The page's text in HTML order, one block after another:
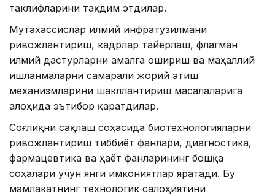
таклифларини тақдим этдилар.
Мутахассислар илмий инфратузилмани
ривожлантириш, кадрлар тайёрлаш, флагман
илмий дастурларни амалга ошириш ва маҳаллий
ишланмаларни самарали жорий этиш
механизмларини шакллантириш масалаларига
алоҳида эътибор қаратдилар.
Соғлиқни сақлаш соҳасида биотехнологияларни
ривожлантириш тиббиёт фанлари, диагностика,
фармацевтика ва ҳаёт фанларининг бошқа
соҳалари учун янги имкониятлар яратади. Бу
мамлакатнинг технологик салоҳиятини